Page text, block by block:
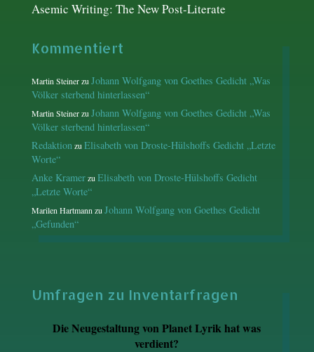
Asemic Writing: The New Post-Literate
Kommentiert
Martin SteinerzuJohann Wolfgang von Goethes Gedicht „Was
Völker sterbend hinterlassen“
Martin SteinerzuJohann Wolfgang von Goethes Gedicht „Was
Völker sterbend hinterlassen“
RedaktionzuElisabeth von Droste-Hülshoffs Gedicht „Letzte
Worte“
Anke KramerzuElisabeth von Droste-Hülshoffs Gedicht
„Letzte Worte“
Marilen HartmannzuJohann Wolfgang von Goethes Gedicht
„Gefunden“
Umfragen zu Inventarfragen
Die Neugestaltung von Planet Lyrik hat was
verdient?